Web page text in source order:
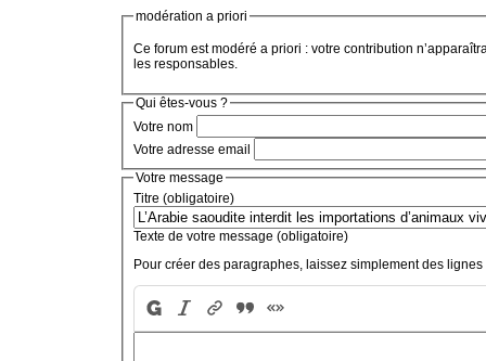
modération a priori
Ce forum est modéré a priori : votre contribution
les responsables.
Qui êtes-vous ?
Votre nom
Votre adresse email
Votre message
Titre (obligatoire)
Texte de votre message (obligatoire)
Pour créer des paragraphes, laissez simplement des lignes